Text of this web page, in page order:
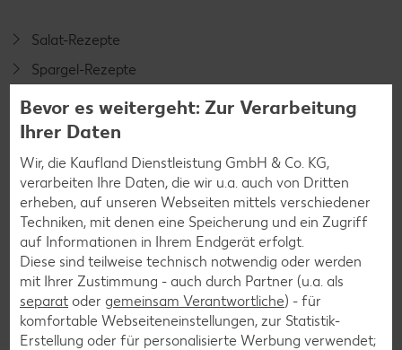
Salat-Rezepte
Spargel-Rezepte
Fleisch-Rezepte
Fisch-Rezepte
Geflügel-Rezepte
Lamm-Rezepte
Grill-Rezepte
Muffin-Rezepte
Apfelkuchen-Rezepte
Schokokuchen-Rezepte
Bevor es weitergeht: Zur Verarbeitung
Ihrer Daten
Wir, die Kaufland Dienstleistung GmbH & Co. KG,
verarbeiten Ihre Daten, die wir u.a. auch von Dritten
erheben, auf unseren Webseiten mittels verschiedener
Techniken, mit denen eine Speicherung und ein Zugriff
auf Informationen in Ihrem Endgerät erfolgt.
Diese sind teilweise technisch notwendig oder werden
mit Ihrer Zustimmung - auch durch Partner (u.a. als
separat oder gemeinsam Verantwortliche) - für
komfortable Webseiteneinstellungen, zur Statistik-
Erstellung oder für personalisierte Werbung verwendet;